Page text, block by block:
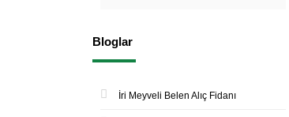
Bloglar
İri Meyveli Belen Alıç Fidanı